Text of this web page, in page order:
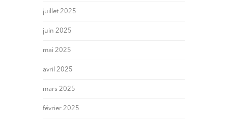
juillet 2025
juin 2025
mai 2025
avril 2025
mars 2025
février 2025